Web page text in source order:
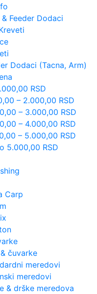
Feeder Dodaci
Dodaci (Tacna, Arm)
RSD
– 2.000,00 RSD
– 3.000,00 RSD
– 4.000,00 RSD
– 5.000,00 RSD
5.000,00 RSD
Carp
čuvarke
meredovi
meredovi
& drške meredova